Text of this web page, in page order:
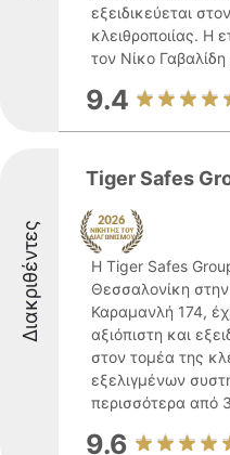
εξειδικεύεται
κλειθροποιίας. Η
τον Νίκο Γαβαλίδη
9.4
Διακριθέντες
Tiger Safes
Η Tiger Safes
Θεσσαλονίκη
Καραμανλή 174,
αξιόπιστη και
στον τομέα της
εξελιγμένων
περισσότερα από
9.6